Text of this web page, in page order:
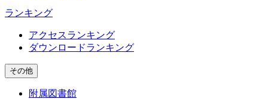
ランキング
アクセスランキング
ダウンロードランキング
その他
附属図書館